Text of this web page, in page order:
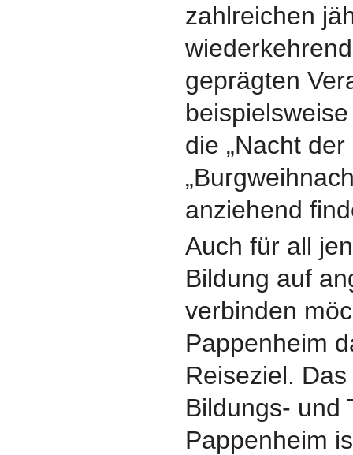
zahlreichen
geprägten
die „Nacht
anziehend
Auch für all
Bildung auf
verbinden
Pappenheim
Reiseziel.
Bildungs- und
Pappenheim